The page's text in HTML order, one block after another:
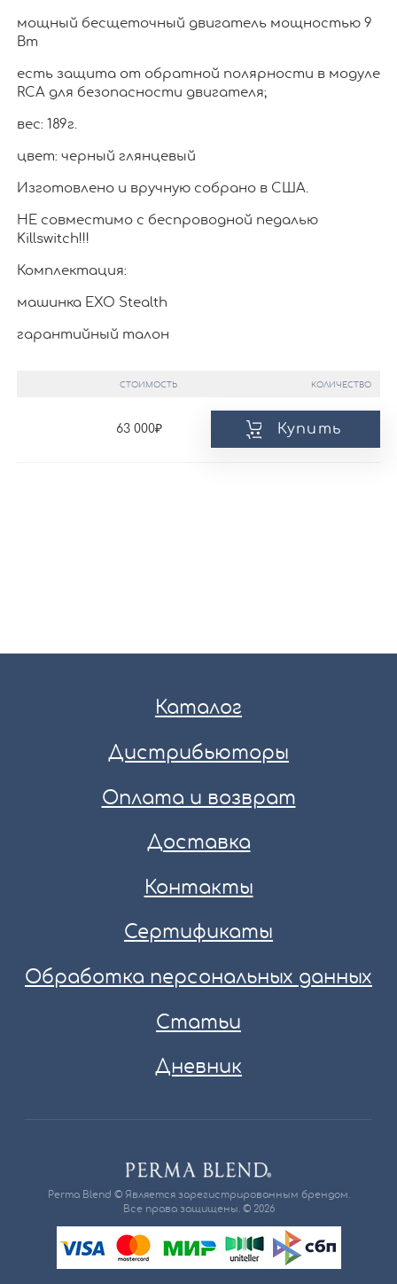
мощный бесщеточный двигатель мощностью 9
Вт
есть защита от обратной полярности в модуле
RCA для безопасности двигателя;
вес: 189г.
цвет: черный глянцевый
Изготовлено и вручную собрано в США.
НЕ совместимо с беспроводной педалью
Killswitch!!!
Комплектация:
машинка EXO Stealth
гарантийный талон
СТОИМОСТЬ КОЛИЧЕСТВО
63 000 Купить
Каталог
Дистрибьюторы
Оплата и возврат
Доставка
Контакты
Сертификаты
Обработка персональных данных
Статьи
Дневник
Perma Blend © Является зарегистрированным брендом.
Все права защищены. © 2026